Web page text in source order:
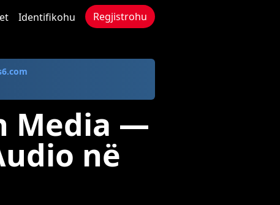
Identifikohu Regjistrohu
Media —
në